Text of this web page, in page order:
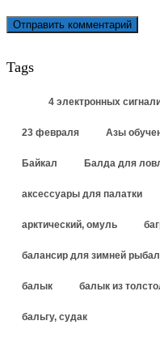
Tags
4 электронных
23 февраля Азы
Байкал Балда для
аксессуары для палатки
арктический, омуль
балансир для зимней
балык балык из
бальгу, судак